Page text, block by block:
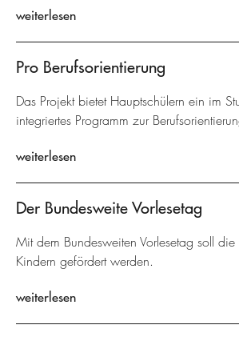
weiterlesen
Pro Berufsorientierung
Das Projekt bietet Hauptschülern ein im
integriertes Programm zur
weiterlesen
Der Bundesweite Vorlesetag
Mit dem Bundesweiten Vorlesetag soll die
Kindern gefördert werden.
weiterlesen